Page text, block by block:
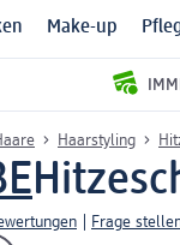
Make-up
Haarstyling
Frage